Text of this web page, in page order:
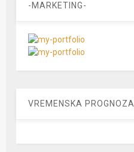
-MARKETING-
VREMENSKA PROGNOZA